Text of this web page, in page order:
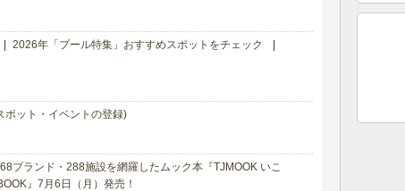
2026年「プール特集」おすすめスポットをチェック
ポット・イベントの登録)
ブランド・288施設を網羅したムック本『TJMOOK いこ
』7月6日（月）発売！